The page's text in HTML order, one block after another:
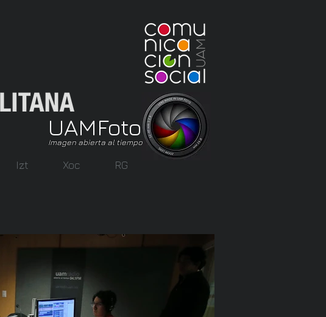
UAMFoto
Imagen abierta al tiempo
Izt Xoc RG